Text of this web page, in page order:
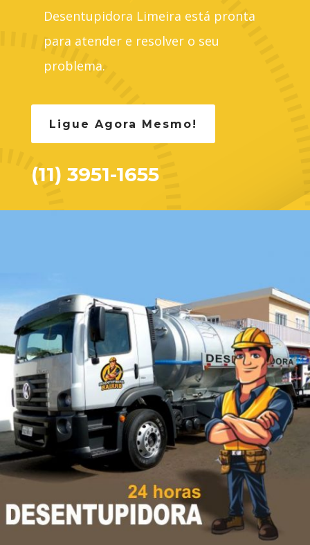
Desentupidora Limeira está pronta
para atender e resolver o seu
problema.
Ligue Agora Mesmo!
(11) 3951-1655